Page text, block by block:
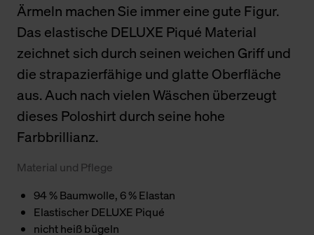
Ärmeln machen Sie immer eine gute Figur.
Das elastische DELUXE Piqué Material
zeichnet sich durch seinen weichen Griff und
die strapazierfähige und glatte Oberfläche
aus. Auch nach vielen Wäschen überzeugt
dieses Poloshirt durch seine hohe
Farbbrillianz.
Material und Pflege
94 % Baumwolle, 6 % Elastan
Elastischer DELUXE Piqué
nicht heiß bügeln